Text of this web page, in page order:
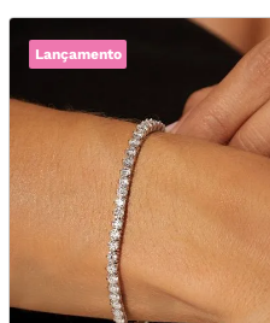
Lançamento